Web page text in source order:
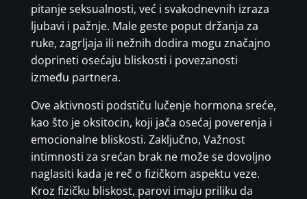
pitanje seksualnosti, već i svakodnevnih izraza
ljubavi i pažnje. Male geste poput držanja za
ruke, zagrljaja ili nežnih dodira mogu značajno
doprineti osećaju bliskosti i povezanosti
između partnera.
Ove aktivnosti podstiču lučenje hormona sreće,
kao što je oksitocin, koji jača osećaj poverenja i
emocionalne bliskosti. Zaključno, Važnost
intimnosti za srećan brak ne može se dovoljno
naglasiti kada je reč o fizičkom aspektu veze.
Kroz fizičku bliskost, parovi imaju priliku da